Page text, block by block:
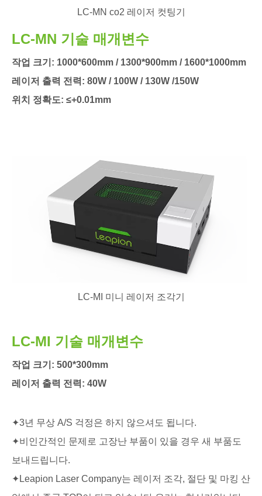
LC-MN co2 레이저 컷팅기
LC-MN 기술 매개변수
작업 크기: 1000*600mm / 1300*900mm / 1600*1000mm
레이저 출력 전력: 80W / 100W / 130W /150W
위치 정확도: ≤+0.01mm
더 읽어보기
LC-MI 미니 레이저 조각기
LC-MI 기술 매개변수
작업 크기: 500*300mm
레이저 출력 전력: 40W
조각 속도: 0-20000mm/min
제품 가격, 맞춤화 또는 기타 문의:
더 읽어보기
✦3년 무상 A/S 걱정은 하지 않으셔도 됩니다.
✦비인간적인 문제로 고장난 부품이 있을 경우 새 부품도
보내드립니다.
✦Leapion Laser Company는 레이저 조각, 절단 및 마킹 산